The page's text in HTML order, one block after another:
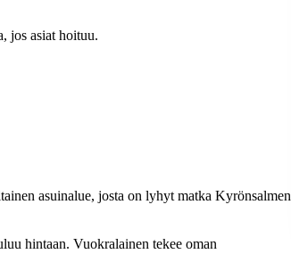
jos asiat hoituu.
asuinalue, josta on lyhyt matka Kyrönsalmen
hintaan. Vuokralainen tekee oman